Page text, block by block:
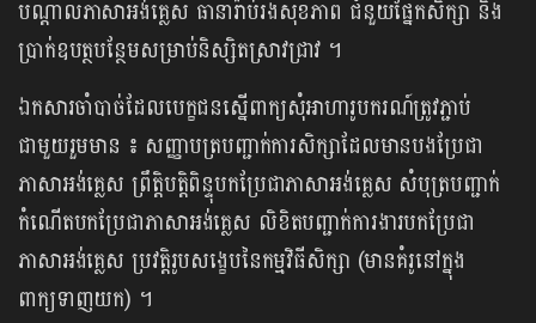
បណ្ដាលភាសាអង់គ្លេស ធានារ៉ាប់រងសុខភាព ជំនួយផ្នែកសិក្សា និង
ប្រាក់ឧបត្ថបន្ថែមសម្រាប់និស្សិតស្រាវជ្រាវ ។
ឯកសារចាំបាច់ដែលបេក្ខជនស្នើពាក្យសុំអាហារូបករណ៍ត្រូវភ្ជាប់
ជាមួយរួមមាន ៖ សញ្ញាបត្របញ្ជាក់ការសិក្សាដែលមានបងប្រែជា
ភាសាអង់គ្លេស ព្រឹត្តិបត្តិពិន្ទុបកប្រែជាភាសាអង់គ្លេស សំបុត្របញ្ជាក់
កំណើតបកប្រែជាភាសាអង់គ្លេស លិខិតបញ្ជាក់ការងារបកប្រែជា
ភាសាអង់គ្លេស ប្រវត្តិរូបសង្ខេបនៃកម្មវិធីសិក្សា (មានគំរូនៅក្នុង
ពាក្យទាញយក) ។